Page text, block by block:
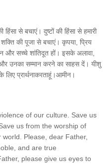
हिंसा से बचाएं। दुष्टों की हिंसा से हमारी
शक्ति की पूजा से बचाएं। कृपया, प्रिय
और सच्चे शांतिदूत हों। इसके अलावा,
उनका सम्मान करने का साहस दें। यीशु
लिए प्रार्थनाकरताहूं।आमीन।
of our culture. Save us
us from the worship of
Please, dear Father,
and are true
please give us eyes to